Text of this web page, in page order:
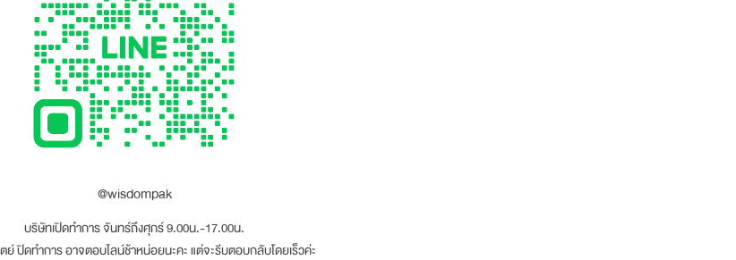
@wisdompak
บริษัทเปิดทำการ จันทร์ถึงศุกร์ 9.00น.-17.00น.
ย์ ปิดทำการ อาจตอบไลน์ช้าหน่อยนะคะ แต่จะรีบตอบกลับโดยเร็วค่ะ